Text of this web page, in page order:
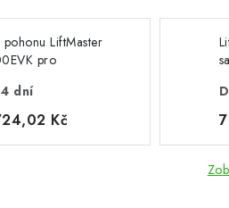
pohonu LiftMaster
pro
3m/300kg
dní
Kč